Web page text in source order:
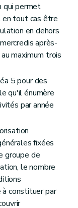
qui permet
en tout cas être
en dehors
après-
maximum trois
5 pour des
qu'il énumère
par année
fixées
groupe de
le nombre
constituer par